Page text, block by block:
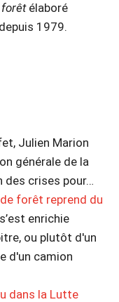
forêtélaboré
1979.
Julien Marion
générale de la
des crises pour…
forêt reprend du
enrichie
ou plutôt d'un
d'un camion
dans la Lutte